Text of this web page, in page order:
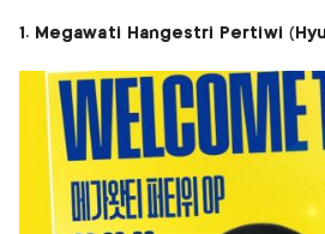
1. Megawati Hangestri Pertiwi